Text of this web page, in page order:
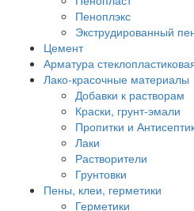
Пеноплэкс
Экструдированный
Цемент
Арматура
Лако-красочные материалы
Добавки к растворам
Краски, грунт-эмали
Пропитки и
Лаки
Растворители
Грунтовки
Пены, клеи, герметики
Герметики